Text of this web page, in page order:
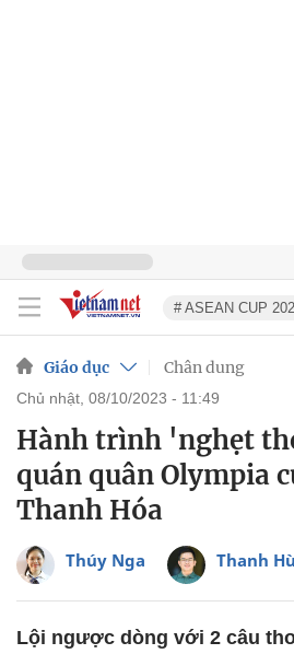
# ASEAN CUP
Giáo dục Chân dung
chủ nhật, 08/10/2023 - 11:49
Hành trình 'nghẹt
quán quân Olympia
Thanh Hóa
Thúy Nga Thanh
Lội ngược dòng với 2 câu